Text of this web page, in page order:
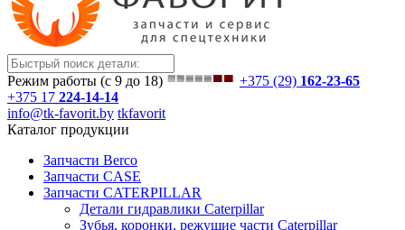
Режим работы (с 9 до 18) +375 (29) 162-23-65
+375 17 224-14-14
info@tk-favorit.by tkfavorit
Каталог продукции
Запчасти Berco
Запчасти CASE
Запчасти CATERPILLAR
Детали гидравлики Caterpillar
Зубья, коронки, режущие части Caterpillar